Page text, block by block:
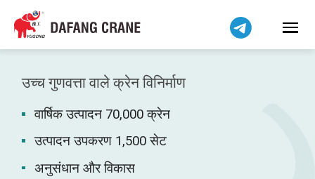
उच्च गुणवत्ता वाले क्रेन विनिर्माण
वार्षिक उत्पादन 70,000 क्रेन
उत्पादन उपकरण 1,500 सेट
अनुसंधान और विकास
Bahasa Indonesia
Bahasa Melayu
Tiếng Việt
简体中文
فارسی
Pilipino
اردو